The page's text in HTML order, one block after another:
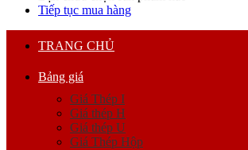
Tiếp tục mua hàng
TRANG CHỦ
Bảng giá
Giá Thép I
Giá thép H
Giá thép U
Giá Thép Hộp